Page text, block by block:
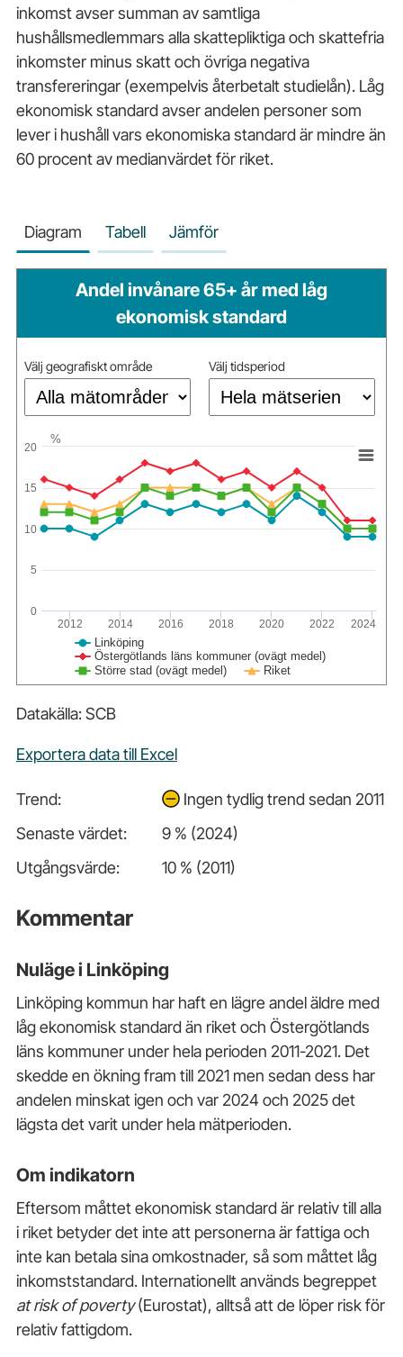
inkomst avser summan av samtliga
hushållsmedlemmars alla skattepliktiga och skattefria
inkomster minus skatt och övriga negativa
transfereringar (exempelvis återbetalt studielån). Låg
ekonomisk standard avser andelen personer som
lever i hushåll vars ekonomiska standard är mindre än
60 procent av medianvärdet för riket.
Diagram Tabell Jämför
Andel invånare 65+ år med låg
ekonomisk standard
Välj geografiskt område Välj tidsperiod
%
Linköping
Östergötlands läns kommuner (ovägt medel)
Större stad (ovägt medel) Riket
2012 2014 2016 2018 2020 2022 2024
0
5
10
15
20
Datakälla: SCB
Exportera data till Excel
Trend:
Ingen tydlig trend sedan 2011
Senaste värdet:
9 % (2024)
Utgångsvärde:
10 % (2011)
Kommentar
Nuläge i Linköping
Linköping kommun har haft en lägre andel äldre med
låg ekonomisk standard än riket och Östergötlands
läns kommuner under hela perioden 2011-2021. Det
skedde en ökning fram till 2021 men sedan dess har
andelen minskat igen och var 2024 och 2025 det
lägsta det varit under hela mätperioden.
Om indikatorn
Eftersom måttet ekonomisk standard är relativ till alla
i riket betyder det inte att personerna är fattiga och
inte kan betala sina omkostnader, så som måttet låg
inkomststandard. Internationellt används begreppet
at risk of poverty(Eurostat), alltså att de löper risk för
relativ fattigdom.